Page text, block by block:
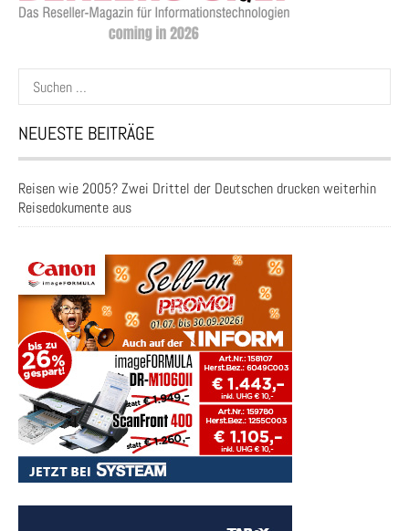
Suchen
nach:
NEUESTE BEITRÄGE
Reisen wie 2005? Zwei Drittel der Deutschen drucken weiterhin
Reisedokumente aus